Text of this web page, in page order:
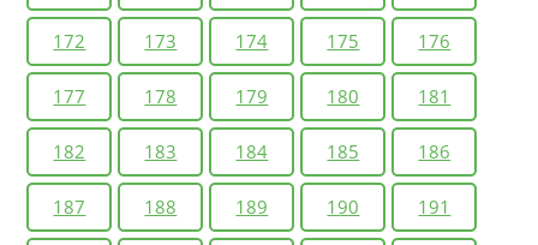
172 173 174 175 176
177 178 179 180 181
182 183 184 185 186
187 188 189 190 191